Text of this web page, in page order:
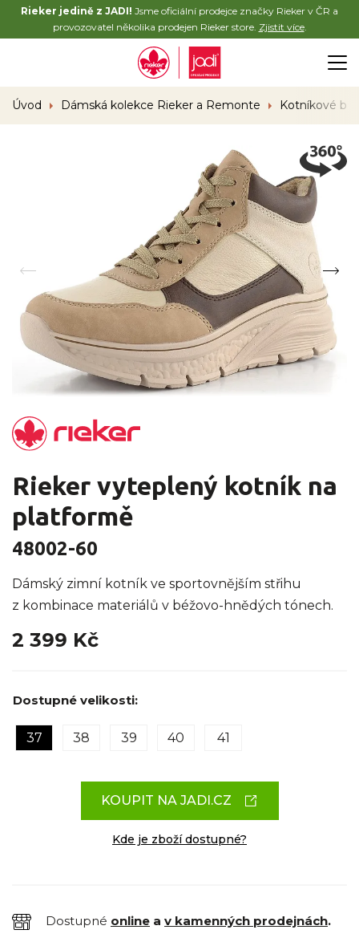
Rieker jedině z JADI! Jsme oficiální prodejce značky Rieker v ČR a
provozovatel několika prodejen Rieker store. Zjistit více.
Úvod Dámská kolekce Rieker a Remonte Kotníkové
Rieker vyteplený kotník na
platformě
48002-60
Dámský zimní kotník ve sportovnějším střihu
z kombinace materiálů v béžovo-hnědých tónech.
2 399 Kč
Dostupné velikosti:
37 38 39 40 41
KOUPIT NA JADI.CZ
Kde je zboží dostupné?
Dostupné online a v kamenných prodejnách.